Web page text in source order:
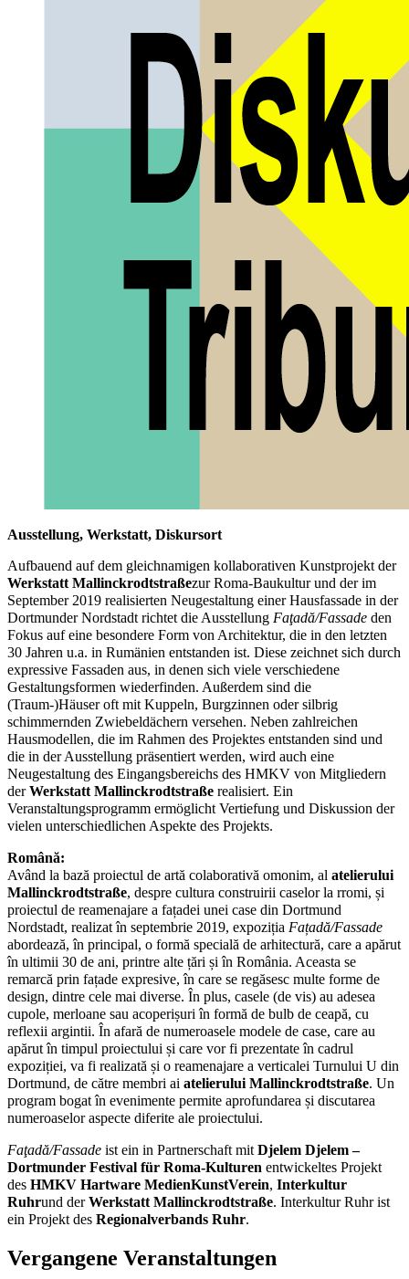
Ausstellung, Werkstatt, Diskursort
Aufbauend auf dem gleichnamigen kollaborativen Kunstprojekt der
Werkstatt Mallinckrodtstraßezur Roma-Baukultur und der im
September 2019 realisierten Neugestaltung einer Hausfassade in der
Dortmunder Nordstadt richtet die Ausstellung Faţadă/Fassade den
Fokus auf eine besondere Form von Architektur, die in den letzten
30 Jahren u.a. in Rumänien entstanden ist. Diese zeichnet sich durch
expressive Fassaden aus, in denen sich viele verschiedene
Gestaltungsformen wiederfinden. Außerdem sind die
(Traum-)Häuser oft mit Kuppeln, Burgzinnen oder silbrig
schimmernden Zwiebeldächern versehen. Neben zahlreichen
Hausmodellen, die im Rahmen des Projektes entstanden sind und
die in der Ausstellung präsentiert werden, wird auch eine
Neugestaltung des Eingangsbereichs des HMKV von Mitgliedern
derWerkstatt Mallinckrodtstraße realisiert. Ein
Veranstaltungsprogramm ermöglicht Vertiefung und Diskussion der
vielen unterschiedlichen Aspekte des Projekts.
Română:
Având la bază proiectul de artă colaborativă omonim, al atelierului
Mallinckrodtstraße, despre cultura construirii caselor la rromi, și
proiectul de reamenajare a fațadei unei case din Dortmund
Nordstadt, realizat în septembrie 2019, expoziția Fațadă/Fassade
abordează, în principal, o formă specială de arhitectură, care a apărut
în ultimii 30 de ani, printre alte țări și în România. Aceasta se
remarcă prin fațade expresive, în care se regăsesc multe forme de
design, dintre cele mai diverse. În plus, casele (de vis) au adesea
cupole, merloane sau acoperișuri în formă de bulb de ceapă, cu
reflexii argintii. În afară de numeroasele modele de case, care au
apărut în timpul proiectului și care vor fi prezentate în cadrul
expoziției, va fi realizată și o reamenajare a verticalei Turnului U din
Dortmund, de către membri ai atelierului Mallinckrodtstraße. Un
program bogat în evenimente permite aprofundarea și discutarea
numeroaselor aspecte diferite ale proiectului.
Faţadă/Fassade ist ein in Partnerschaft mitDjelem Djelem –
Dortmunder Festival für Roma-Kulturen entwickeltes Projekt
des HMKV Hartware MedienKunstVerein, Interkultur
Ruhrund derWerkstatt Mallinckrodtstraße. Interkultur Ruhr ist
ein Projekt des Regionalverbands Ruhr.
Vergangene Veranstaltungen